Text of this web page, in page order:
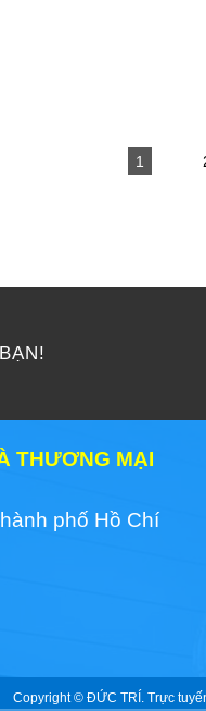
1
THƯƠNG MẠI
phố Hồ Chí
Copyright © ĐỨC TRÍ. Trực